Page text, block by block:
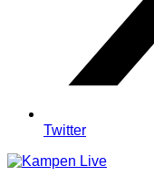
Twitter